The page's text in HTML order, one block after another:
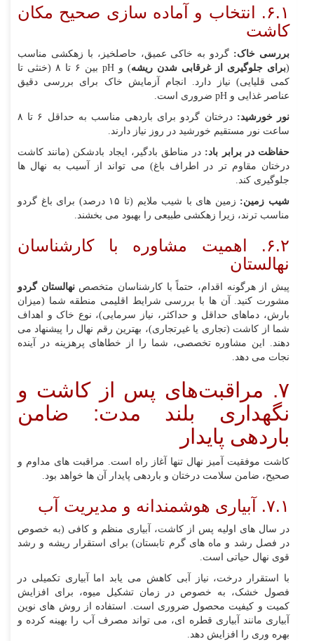
۶.۱. انتخاب و آماده‌ سازی صحیح مکان
کاشت
بررسی خاک: گردو به خاکی عمیق، حاصلخیز، با زهکشی مناسب
(برای جلوگیری از غرقابی شدن ریشه
) و pH بین ۶ تا ۸ (خنثی تا
کمی قلیایی) نیاز دارد. انجام آزمایش خاک برای بررسی دقیق
عناصر غذایی و pH ضروری است.
نور خورشید:
درختان گردو برای باردهی مناسب به حداقل ۶ تا ۸
ساعت نور مستقیم خورشید در روز نیاز دارند.
حفاظت در برابر باد: در مناطق بادگیر، ایجاد بادشکن (مانند کاشت
درختان مقاوم‌ تر در اطراف باغ) می‌ تواند از آسیب به نهال‌ ها
جلوگیری کند.
شیب زمین:
زمین‌ های با شیب ملایم (تا ۱۵ درصد) برای باغ گردو
مناسب‌ ترند، زیرا زهکشی طبیعی را بهبود می‌ بخشند.
۶.۲. اهمیت مشاوره با کارشناسان
نهالستان
پیش از هرگونه اقدام، حتماً با کارشناسان متخصصنهالستان گردو
مشورت کنید. آن‌ ها با بررسی شرایط اقلیمی منطقه شما (میزان
بارش، دماهای حداقل و حداکثر، نیاز سرمایی)، نوع خاک و اهداف
شما از کاشت (تجاری یا غیرتجاری)، بهترین رقم نهال را پیشنهاد می‌
دهند. این مشاوره تخصصی، شما را از خطاهای پرهزینه در آینده
نجات می‌ دهد.
۷. مراقبت‌های پس از کاشت و
نگهداری بلند مدت: ضامن
باردهی پایدار
کاشت موفقیت‌ آمیز نهال تنها آغاز راه است. مراقبت‌ های مداوم و
صحیح، ضامن سلامت درختان و باردهی پایدار آن‌ ها خواهد بود.
۷.۱. آبیاری هوشمندانه و مدیریت آب
در سال‌ های اولیه پس از کاشت، آبیاری منظم و کافی (به خصوص
در فصل رشد و ماه‌ های گرم تابستان) برای استقرار ریشه و رشد
قوی نهال حیاتی است.
با استقرار درخت، نیاز آبی کاهش می‌ یابد اما آبیاری تکمیلی در
فصول خشک، به خصوص در زمان تشکیل میوه، برای افزایش
کمیت و کیفیت محصول ضروری است. استفاده از روش‌ های نوین
آبیاری مانند آبیاری قطره‌ ای، می‌ تواند مصرف آب را بهینه کرده و
بهره‌ وری را افزایش دهد.